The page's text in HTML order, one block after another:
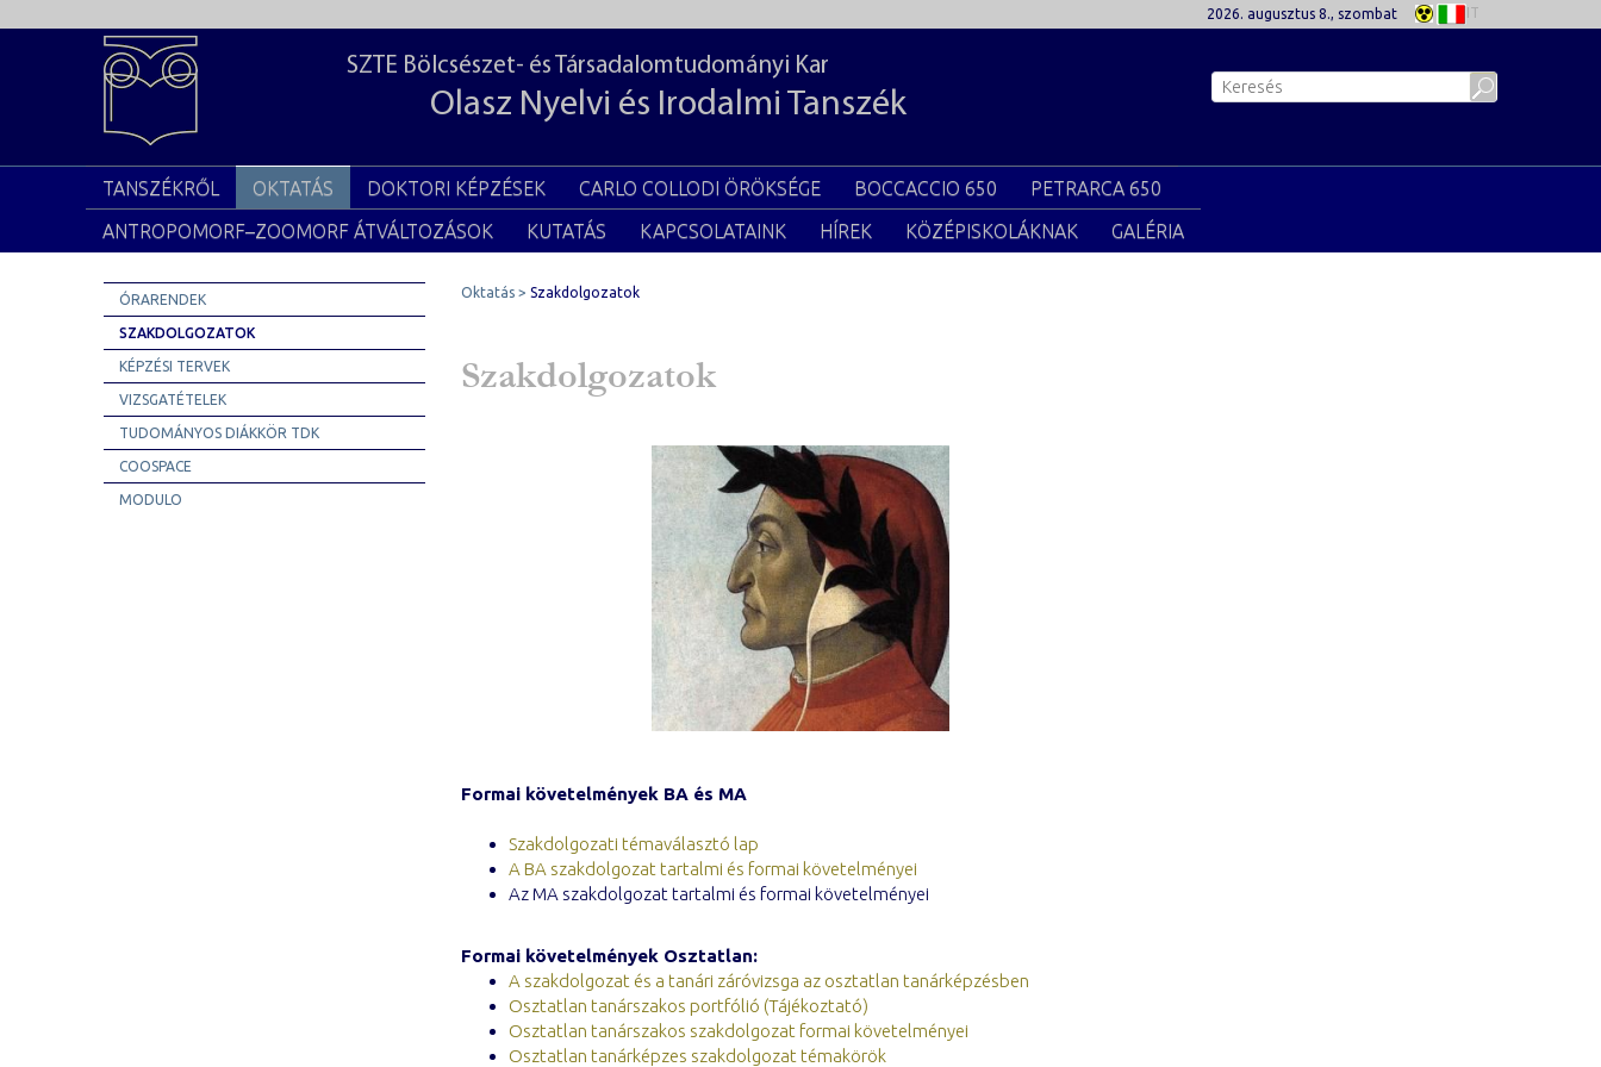
2026. augusztus 8., szombat IT
SZTE Bölcsészet- és Társadalomtudományi Kar
Olasz Nyelvi és Irodalmi Tanszék
TANSZÉKRŐL OKTATÁS DOKTORI KÉPZÉSEK CARLO COLLODI ÖRÖKSÉGE BOCCACCIO 650
PETRARCA 650
ANTROPOMORF–ZOOMORF ÁTVÁLTOZÁSOK
KUTATÁS KAPCSOLATAINK HÍREK KÖZÉPISKOLÁKNAK GALÉRIA
ÓRARENDEK
SZAKDOLGOZATOK
KÉPZÉSI TERVEK
VIZSGATÉTELEK
TUDOMÁNYOS DIÁKKÖR TDK
COOSPACE
MODULO
Oktatás Szakdolgozatok
Szakdolgozatok
Formai követelmények BA és MA
Szakdolgozati témaválasztó lap
A BA szakdolgozat tartalmi és formai követelményei
Az MA szakdolgozat tartalmi és formai követelményei
Formai követelmények Osztatlan:
A szakdolgozat és a tanári záróvizsga az osztatlan tanárképzésben
Osztatlan tanárszakos portfólió (Tájékoztató)
Osztatlan tanárszakos szakdolgozat formai követelményei
Osztatlan tanárképzes szakdolgozat témakörök